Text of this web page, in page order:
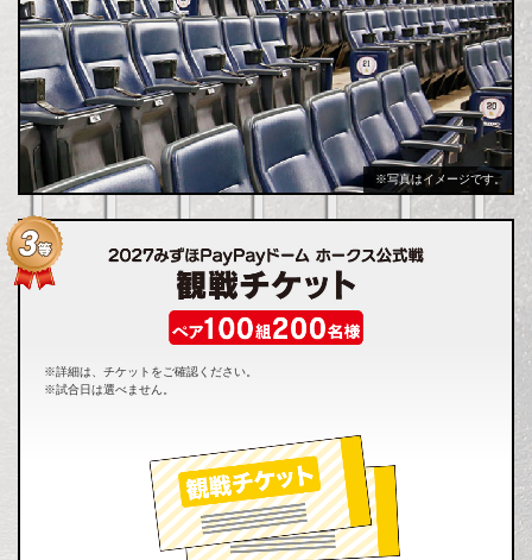
※写真はイメージです。
※詳細は、チケットをご確認ください。
※試合日は選べません。